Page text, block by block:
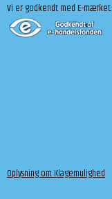
Vi er godkendt med E-mærket:
Oplysning om Klagemulighed